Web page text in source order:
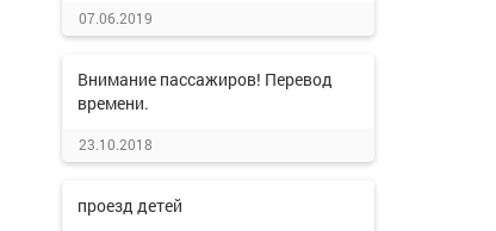
07.06.2019
Внимание пассажиров! Перевод
времени.
23.10.2018
проезд детей